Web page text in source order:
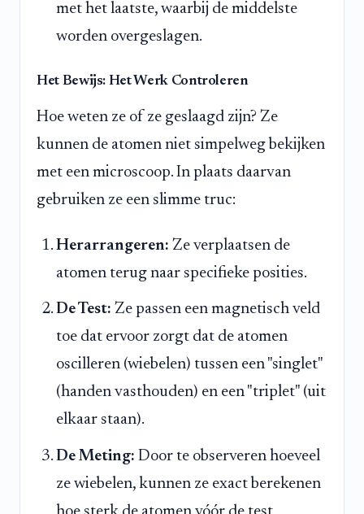
met het laatste, waarbij de middelste
worden overgeslagen.
Het Bewijs: Het Werk Controleren
Hoe weten ze of ze geslaagd zijn? Ze
kunnen de atomen niet simpelweg bekijken
met een microscoop. In plaats daarvan
gebruiken ze een slimme truc:
Herarrangeren: Ze verplaatsen de
atomen terug naar specifieke posities.
De Test: Ze passen een magnetisch veld
toe dat ervoor zorgt dat de atomen
oscilleren (wiebelen) tussen een "singlet"
(handen vasthouden) en een "triplet" (uit
elkaar staan).
De Meting: Door te observeren hoeveel
ze wiebelen, kunnen ze exact berekenen